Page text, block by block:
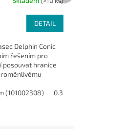
ø 0,70 mm 27,3 kg 80 m
DETAIL
Delphin Conic
řešením pro
posouvat hranice
(101002308) 0.30 mm - 0.50 mm